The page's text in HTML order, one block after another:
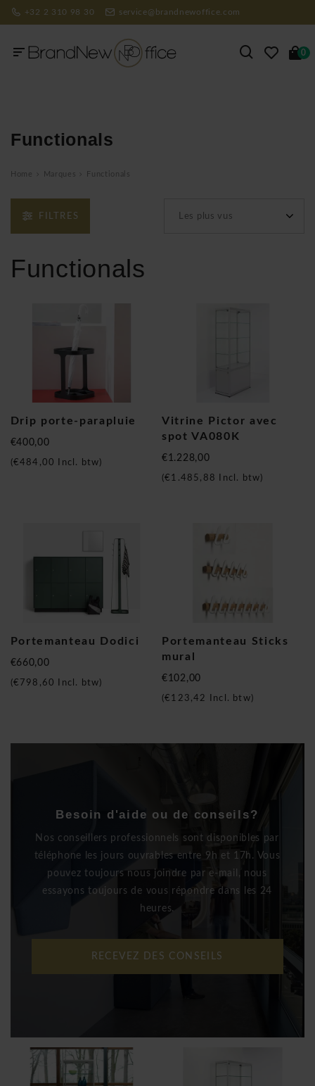
+32 2 310 98 30 service@brandnewoffice.com
0
Functionals
Home Marques Functionals
FILTRES Les plus vus
Functionals
Drip porte-parapluie
€400,00
€484,00 Incl. btw)
Vitrine Pictor avec
spot VA080K
€1.228,00
(€1.485,88 Incl. btw)
Portemanteau Dodici
€660,00
(€798,60 Incl. btw)
Portemanteau Sticks
mural
€102,00
(€123,42 Incl. btw)
Besoin d'aide ou de conseils?
Nos conseillers professionnels sont disponibles par
téléphone les jours ouvrables entre 9h et 17h. Vous
pouvez toujours nous joindre par e-mail, nous
essayons toujours de vous répondre dans les 24
heures.
RECEVEZ DES CONSEILS